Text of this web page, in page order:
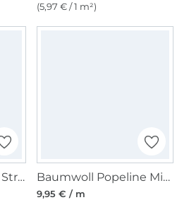
(5,97 € / 1 m²)
Baumwoll Popeline Streifen, rot Baumwoll Popeline Mini Hearts, blassoliv
9,95 € / m